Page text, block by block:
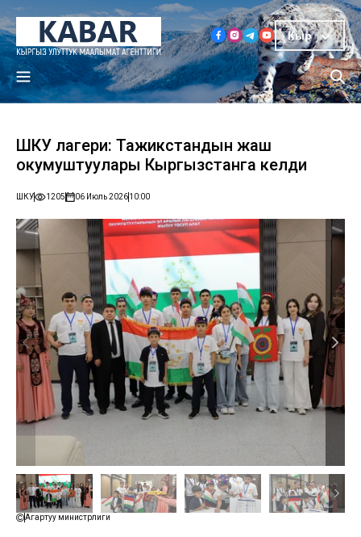
Кыр
ШКУ лагери: Тажикстандын жаш
окумуштуулары Кыргызстанга келди
ШКУ 1205 06 Июль 202610:00
Агартуу министрлиги